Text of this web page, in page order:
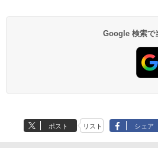
Google 検索で
ポスト リスト シェア